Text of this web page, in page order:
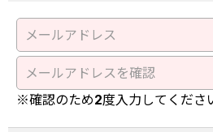
※確認のため2度入力してくださ